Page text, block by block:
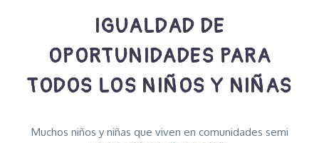
IGUALDAD DE
OPORTUNIDADES PARA
TODOS LOS NIÑOS Y NIÑAS
Muchos niños y niñas que viven en comunidades semi